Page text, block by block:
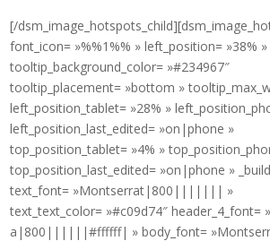
[/
font_icon= »%%1%% » left_position= »38%
tooltip_background_color= »#234967″
tooltip_placement= »bottom »
left_position_tablet= »28% »
left_position_last_edited= »on|phone »
top_position_tablet= »4% »
top_position_last_edited= »on|phone »
text_font= »Montserrat|800||||||| »
text_text_color= »#c09d74″ header_4_font=
a|800||||||#ffffff| » body_font=